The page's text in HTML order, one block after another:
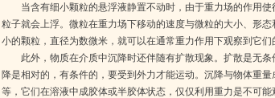
当含有细小颗粒的悬浮液静置不动时，由于重力场的作用使
粒子就会上浮。微粒在重力场下移动的速度与微粒的大小、形
小的颗粒，直径为数微米，就可以在通常重力作用下观察到它们
此外，物质在介质中沉降时还伴随有扩散现象。扩散是无条
降是相对的，有条件的，要受到外力才能运动。沉降与物体重
等，它们在溶液中成胶体或半胶体状态，仅仅利用重力是不可